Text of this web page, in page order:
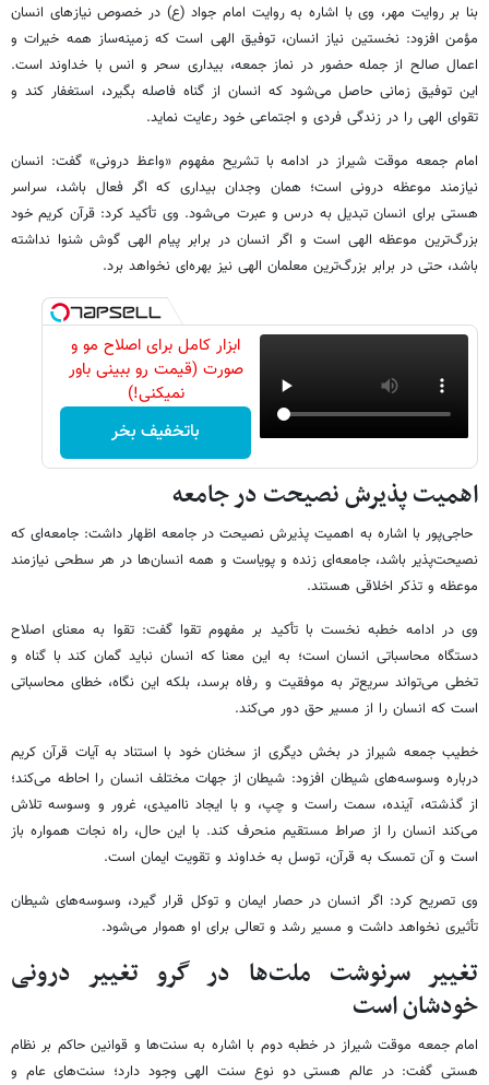
بنا بر روایت مهر، وی با اشاره به روایت امام جواد (ع) در خصوص نیازهای انسان
مؤمن افزود: نخستین نیاز انسان، توفیق الهی است که زمینه‌ساز همه خیرات و
اعمال صالح از جمله حضور در نماز جمعه، بیداری سحر و انس با خداوند است.
این توفیق زمانی حاصل می‌شود که انسان از گناه فاصله بگیرد، استغفار کند و
تقوای الهی را در زندگی فردی و اجتماعی خود رعایت نماید.
امام جمعه موقت شیراز در ادامه با تشریح مفهوم «واعظ درونی» گفت: انسان
نیازمند موعظه درونی است؛ همان وجدان بیداری که اگر فعال باشد، سراسر
هستی برای انسان تبدیل به درس و عبرت می‌شود. وی تأکید کرد: قرآن کریم خود
بزرگ‌ترین موعظه الهی است و اگر انسان در برابر پیام الهی گوش شنوا نداشته
باشد، حتی در برابر بزرگ‌ترین معلمان الهی نیز بهره‌ای نخواهد برد.
ابزار کامل برای اصلاح مو و
صورت (قیمت رو ببینی باور
نمیکنی!)
باتخفیف بخر
اهمیت پذیرش نصیحت در جامعه
حاجی‌پور با اشاره به اهمیت پذیرش نصیحت در جامعه اظهار داشت: جامعه‌ای که
نصیحت‌پذیر باشد، جامعه‌ای زنده و پویاست و همه انسان‌ها در هر سطحی نیازمند
موعظه و تذکر اخلاقی هستند.
وی در ادامه خطبه نخست با تأکید بر مفهوم تقوا گفت: تقوا به معنای اصلاح
دستگاه محاسباتی انسان است؛ به این معنا که انسان نباید گمان کند با گناه و
تخطی می‌تواند سریع‌تر به موفقیت و رفاه برسد، بلکه این نگاه، خطای محاسباتی
است که انسان را از مسیر حق دور می‌کند.
خطیب جمعه شیراز در بخش دیگری از سخنان خود با استناد به آیات قرآن کریم
درباره وسوسه‌های شیطان افزود: شیطان از جهات مختلف انسان را احاطه می‌کند؛
از گذشته، آینده، سمت راست و چپ، و با ایجاد ناامیدی، غرور و وسوسه تلاش
می‌کند انسان را از صراط مستقیم منحرف کند. با این حال، راه نجات همواره باز
است و آن تمسک به قرآن، توسل به خداوند و تقویت ایمان است.
وی تصریح کرد: اگر انسان در حصار ایمان و توکل قرار گیرد، وسوسه‌های شیطان
تأثیری نخواهد داشت و مسیر رشد و تعالی برای او هموار می‌شود.
تغییر سرنوشت ملت‌ها در گرو تغییر درونی
خودشان است
امام جمعه موقت شیراز در خطبه دوم با اشاره به سنت‌ها و قوانین حاکم بر نظام
هستی گفت: در عالم هستی دو نوع سنت الهی وجود دارد؛ سنت‌های عام و